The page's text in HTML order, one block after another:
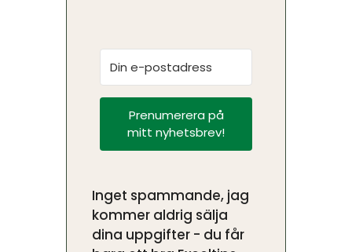
Prenumerera på
mitt nyhetsbrev!
Inget spammande, jag
kommer aldrig sälja
dina uppgifter - du får